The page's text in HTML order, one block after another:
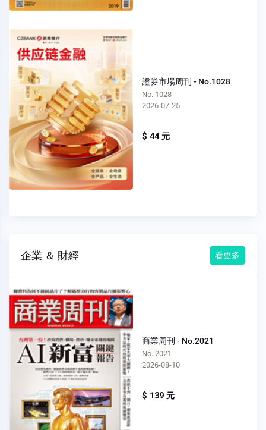
證券市場周刊 - No.1028
No. 1028
2026-07-25
$ 44 元
企業 ＆ 財經 看更多
商業周刊 - No.2021
No. 2021
2026-08-10
$ 139 元